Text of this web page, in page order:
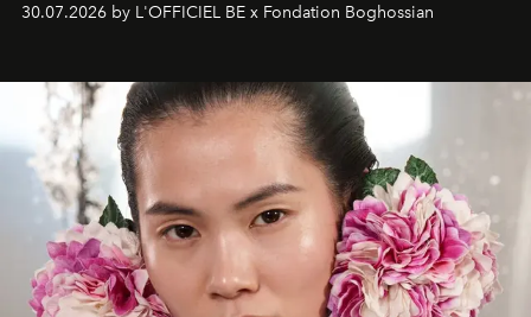
een emotionele reis waarin elk werk de herinnering
moment van verwondering.
30.07.2026 by L'OFFICIEL BE x Fondation Boghossian